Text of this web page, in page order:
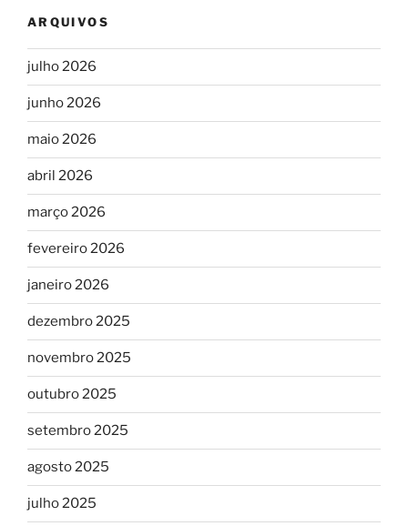
ARQUIVOS
julho 2026
junho 2026
maio 2026
abril 2026
março 2026
fevereiro 2026
janeiro 2026
dezembro 2025
novembro 2025
outubro 2025
setembro 2025
agosto 2025
julho 2025